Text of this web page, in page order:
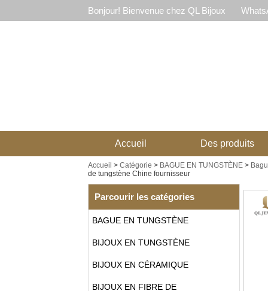
Bonjour! Bienvenue chez QL Bijoux
Accueil Des produits
Accueil > Catégorie > BAGUE EN TUNGSTÈNE>
de tungstène Chine fournisseur
Parcourir les catégories
BAGUE EN TUNGSTÈNE
BIJOUX EN TUNGSTÈNE
BIJOUX EN CÉRAMIQUE
BIJOUX EN FIBRE DE